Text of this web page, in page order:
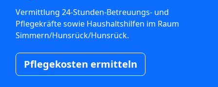
Vermittlung 24-Stunden-Betreuungs- und
Pflegekräfte sowie Haushaltshilfen im Raum
Simmern/Hunsrück/Hunsrück.
Pflegekosten ermitteln